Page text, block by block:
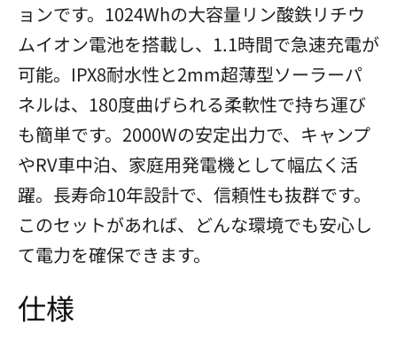
ョンです。1024Whの大容量リン酸鉄リチウ
ムイオン電池を搭載し、1.1時間で急速充電が
可能。IPX8耐水性と2mm超薄型ソーラーパ
ネルは、180度曲げられる柔軟性で持ち運び
も簡単です。2000Wの安定出力で、キャンプ
やRV車中泊、家庭用発電機として幅広く活
躍。長寿命10年設計で、信頼性も抜群です。
このセットがあれば、どんな環境でも安心し
て電力を確保できます。
仕様